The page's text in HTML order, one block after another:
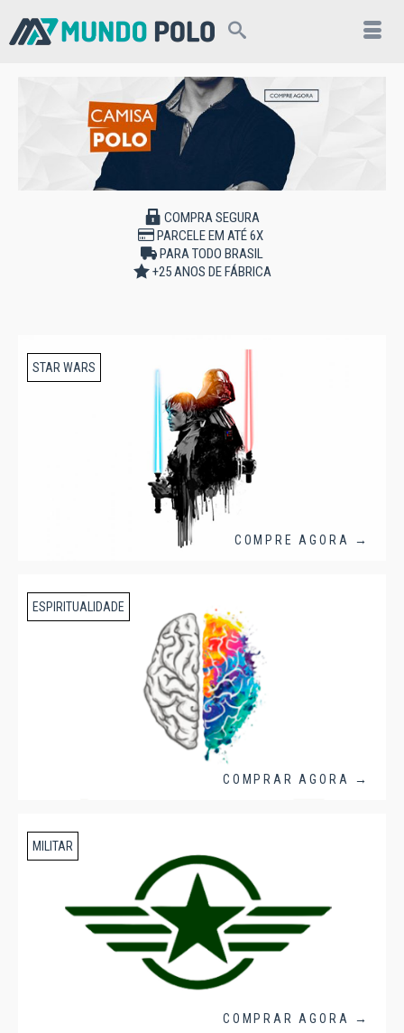
COMPRA SEGURA
PARCELE EM ATÉ 6X
PARA TODO BRASIL
+25 ANOS DE FÁBRICA
STAR WARS
COMPRE AGORA →
ESPIRITUALIDADE
COMPRAR AGORA →
MILITAR
COMPRAR AGORA →